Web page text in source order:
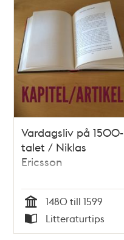
Vardagsliv på 1500-
talet / Niklas
Ericsson
Tid
1480 till 1599
Typ
Litteraturtips